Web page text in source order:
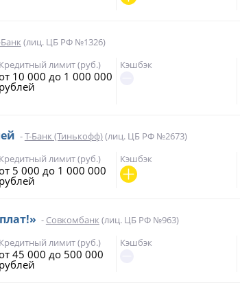
(лиц. ЦБ РФ №1326)
Кредитный лимит (руб.)
10 000 до 1 000 000
рублей
Кэшбэк
-Т-Банк (Тинькофф)(лиц. ЦБ РФ №2673)
Кредитный лимит (руб.)
5 000 до 1 000 000
рублей
Кэшбэк
- Совкомбанк (лиц. ЦБ РФ №963)
Кредитный лимит (руб.)
45 000 до 500 000
рублей
Кэшбэк